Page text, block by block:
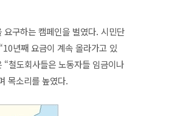
요구하는 캠페인을 벌였다. 시민단
년째 요금이 계속 올라가고 있
철도회사들은 노동자들 임금이나
목소리를 높였다.